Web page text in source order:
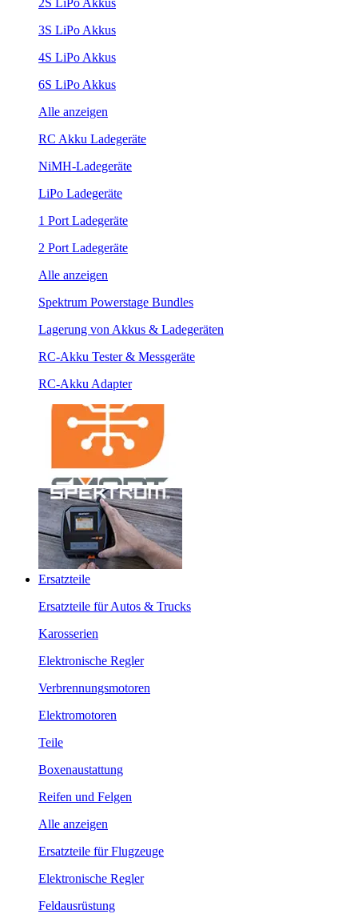
2S LiPo Akkus
3S LiPo Akkus
4S LiPo Akkus
6S LiPo Akkus
Alle anzeigen
RC Akku Ladegeräte
NiMH-Ladegeräte
LiPo Ladegeräte
1 Port Ladegeräte
2 Port Ladegeräte
Alle anzeigen
Spektrum Powerstage Bundles
Lagerung von Akkus & Ladegeräten
RC-Akku Tester & Messgeräte
RC-Akku Adapter
Ersatzteile
Ersatzteile für Autos & Trucks
Karosserien
Elektronische Regler
Verbrennungsmotoren
Elektromotoren
Teile
Boxenaustattung
Reifen und Felgen
Alle anzeigen
Ersatzteile für Flugzeuge
Elektronische Regler
Feldausrüstung